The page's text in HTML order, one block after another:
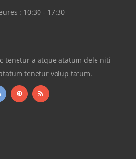
: 10:30 - 17:30
tenetur a atque atatum dele niti
tenetur volup tatum.